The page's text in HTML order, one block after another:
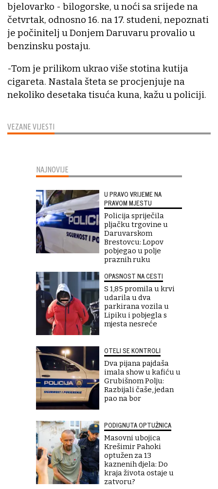
VEZANE VIJESTI
bjelovarko - bilogorske, u noći sa srijede na
četvrtak, odnosno 16. na 17. studeni, nepoznati
je počinitelj u Donjem Daruvaru provalio u
benzinsku postaju.
-Tom je prilikom ukrao više stotina kutija
cigareta. Nastala šteta se procjenjuje na
nekoliko desetaka tisuća kuna, kažu u policiji.
NAJNOVIJE
U PRAVO VRIJEME NA
PRAVOM MJESTU
Policija spriječila
pljačku trgovine u
Daruvarskom
Brestovcu: Lopov
pobjegao u polje
praznih ruku
OPASNOST NA CESTI
S 1,85 promila u krvi
udarila u dva
parkirana vozila u
Lipiku i pobjegla s
mjesta nesreće
OTELI SE KONTROLI
Dva pijana pajdaša
imala show u kafiću u
Grubišnom Polju:
Razbijali čaše, jedan
pao na bor
PODIGNUTA OPTUŽNICA
Masovni ubojica
Krešimir Pahoki
optužen za 13
kaznenih djela: Do
kraja života ostaje u
zatvoru?